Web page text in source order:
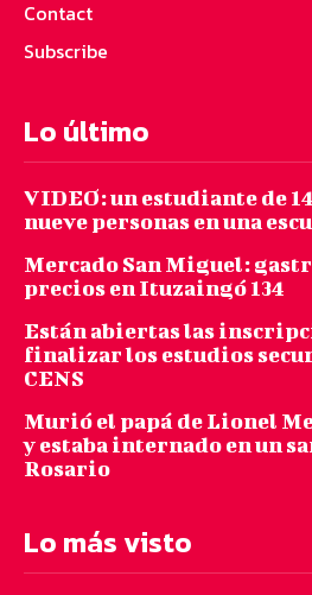
Contact
Subscribe
Lo último
VIDEO: un estudiante de
nueve personas en una
Mercado San Miguel:
precios en Ituzaingó 134
Están abiertas las
finalizar los estudios
CENS
Murió el papá de Lionel
y estaba internado en un
Rosario
Lo más visto